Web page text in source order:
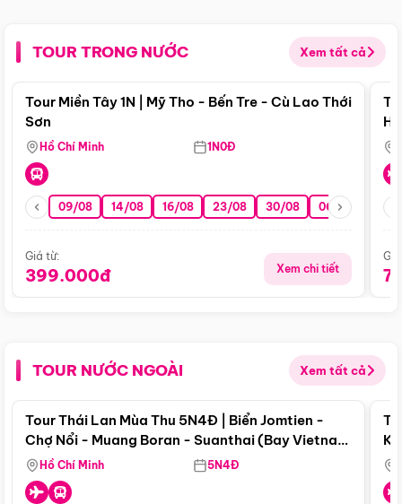
TOUR TRONG NƯỚC Xem tất cả
Điểm nổi bật
Tour Miền Tây 1N | Mỹ Tho - Bến Tre - Cù Lao Thới
Sơn
Hồ Chí Minh 1N0Đ
09/08 14/08 16/08 23/08 30/08 06/09 13/09
Giá từ:
399.000đ Xem chi tiết
TOUR NƯỚC NGOÀI Xem tất cả
Điểm nổi bật
Tour Thái Lan Mùa Thu 5N4Đ | Biển Jomtien -
Chợ Nổi - Muang Boran - Suanthai (Bay Vietnam
Airlines)
Hồ Chí Minh 5N4Đ